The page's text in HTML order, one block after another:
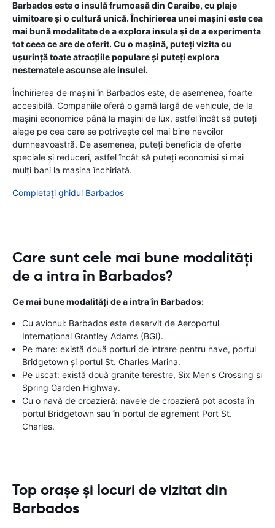
Barbados este o insulă frumoasă din Caraibe, cu plaje
uimitoare și o cultură unică. Închirierea unei mașini este cea
mai bună modalitate de a explora insula și de a experimenta
tot ceea ce are de oferit. Cu o mașină, puteți vizita cu
ușurință toate atracțiile populare și puteți explora
nestematele ascunse ale insulei.
Închirierea de mașini în Barbados este, de asemenea, foarte
accesibilă. Companiile oferă o gamă largă de vehicule, de la
mașini economice până la mașini de lux, astfel încât să puteți
alege pe cea care se potrivește cel mai bine nevoilor
dumneavoastră. De asemenea, puteți beneficia de oferte
speciale și reduceri, astfel încât să puteți economisi și mai
mulți bani la mașina închiriată.
Completați ghidul Barbados
Care sunt cele mai bune modalități
de a intra în Barbados?
Ce mai bune modalități de a intra în Barbados:
Cu avionul: Barbados este deservit de Aeroportul
Internațional Grantley Adams (BGI).
Pe mare: există două porturi de intrare pentru nave, portul
Bridgetown și portul St. Charles Marina.
Pe uscat: există două granițe terestre, Six Men's Crossing și
Spring Garden Highway.
Cu o navă de croazieră: navele de croazieră pot acosta în
portul Bridgetown sau în portul de agrement Port St.
Charles.
Top orașe și locuri de vizitat din
Barbados